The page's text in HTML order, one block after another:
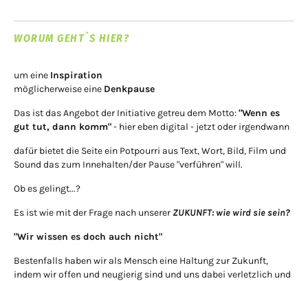
WORUM GEHT`S HIER?
um eine Inspiration
möglicherweise eine Denkpause
Das ist das Angebot der Initiative getreu dem Motto:"Wenn es
gut tut, dann komm"- hier eben digital - jetzt oder irgendwann
dafür bietet die Seite ein Potpourri aus Text, Wort, Bild, Film und
Sound das zum Innehalten/der Pause "verführen" will.
Ob es gelingt...?
Es ist wie mit der Frage nach unserer ZUKUNFT: wie wird sie sein?
"Wir wissen es doch auch nicht"
Bestenfalls haben wir als Mensch eine Haltung zur Zukunft,
indem wir offen und neugierig sind und uns dabei verletzlich und